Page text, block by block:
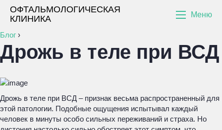
ОФТАЛЬМОЛОГИЧЕСКАЯ
КЛИНИКА
Меню
Блог ›
Дрожь в теле при ВСД
Дрожь в теле при ВСД – признак весьма распространенный для
этой патологии. Подобные ощущения испытывал каждый
человек в минуты особо сильных переживаний и страха. Но